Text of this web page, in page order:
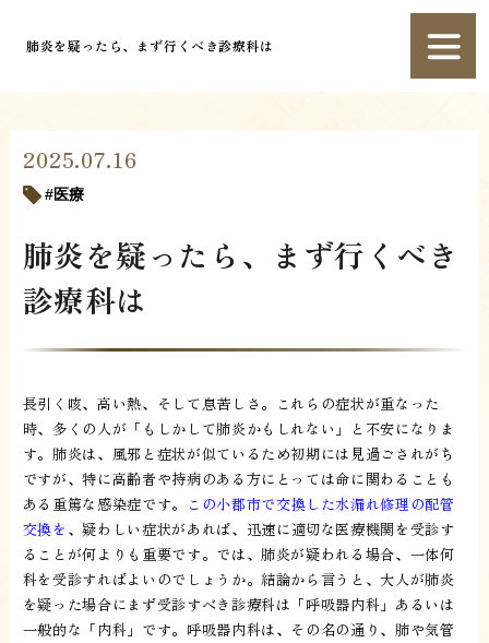
肺炎を疑ったら、まず行くべき診療科は
2025.07.16
医療
肺炎を疑ったら、まず行くべき
診療科は
長引く咳、高い熱、そして息苦しさ。これらの症状が重なった
時、多くの人が「もしかして肺炎かもしれない」と不安になりま
す。肺炎は、風邪と症状が似ているため初期には見過ごされがち
ですが、特に高齢者や持病のある方にとっては命に関わることも
ある重篤な感染症です。
この小郡市で交換した水漏れ修理の配管
交換を 、疑わしい症状があれば、迅速に適切な医療機関を受診す
ることが何よりも重要です。では、肺炎が疑われる場合、一体何
科を受診すればよいのでしょうか。結論から言うと、大人が肺炎
を疑った場合にまず受診すべき診療科は「呼吸器内科」あるいは
一般的な「内科」です。呼吸器内科は、その名の通り、肺や気管